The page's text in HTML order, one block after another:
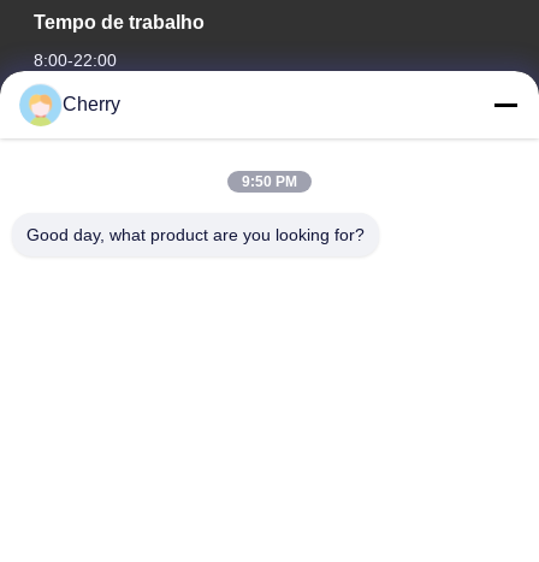
Tempo de trabalho
8:00-22:00
O nosso endereço
Parque industrial Hegui, Lishui, Nanhai Foshan Guangdong
Cherry
9:50 PM
Good day, what product are you looking for?